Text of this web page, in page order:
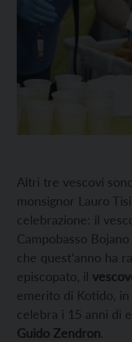
Altri tre vescovi
monsignor Lauro
celebrazione: il
Campobasso Bojano
che quest’anno ha
episcopato, il
emerito di Kotido, in
celebra i 15 anni di
Guido Zendron.